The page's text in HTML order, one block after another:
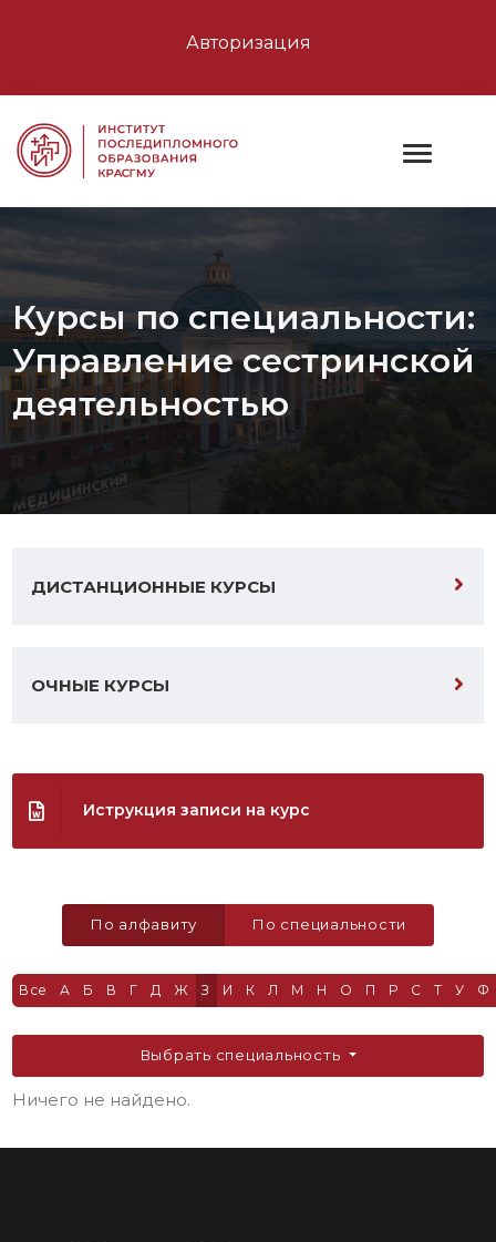
Авторизация
Курсы по специальности:
Управление сестринской
деятельностью
ДИСТАНЦИОННЫЕ КУРСЫ
ОЧНЫЕ КУРСЫ
Иструкция записи на курс
По алфавиту По специальности
Все А Б В Г Д Ж З И К Л М Н О П Р С Т У Ф
Выбрать специальность
Ничего не найдено.